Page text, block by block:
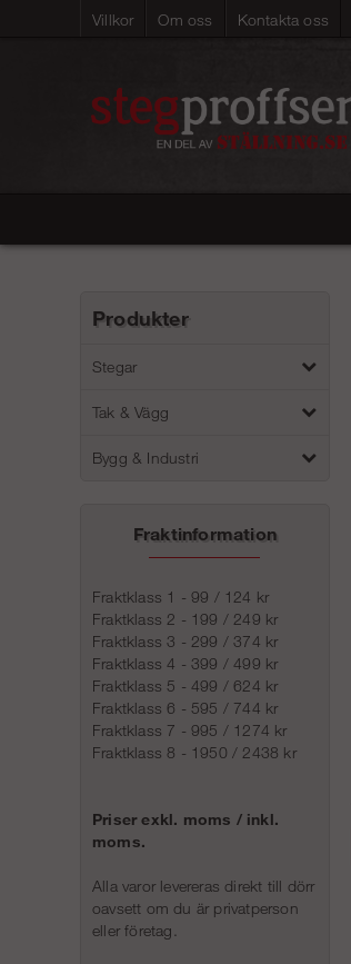
Villkor Om oss Kontakta oss
Produkter
Stegar
Tak & Vägg
Bygg & Industri
Fraktinformation
Fraktklass 1 - 99 / 124 kr
Fraktklass 2 - 199 / 249 kr
Fraktklass 3 - 299 / 374 kr
Fraktklass 4 - 399 / 499 kr
Fraktklass 5 - 499 / 624 kr
Fraktklass 6 - 595 / 744 kr
Fraktklass 7 - 995 / 1274 kr
Fraktklass 8 - 1950 / 2438 kr
Priser exkl. moms / inkl.
moms.
Alla varor levereras direkt till dörr
oavsett om du är privatperson
eller företag.